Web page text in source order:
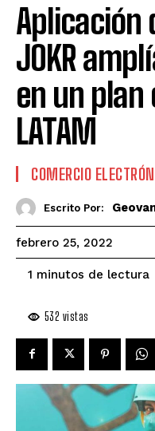
Aplicación
JOKR
en un
LATAM
COMERCIO
Escrito Por:
febrero 25, 2022
1 minutos de lectura
532 vistas